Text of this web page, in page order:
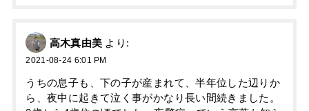
高木真由美 より:
2021-08-24 6:01 PM
うちの息子も、下の子が産まれて、半年位した辺りか
ら、夜中に起きて泣く事がかなり長い間続きました。